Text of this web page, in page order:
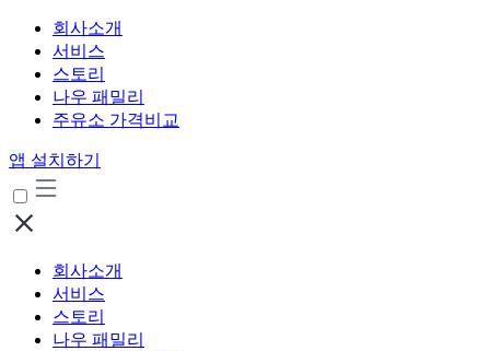
회사소개
서비스
스토리
나우 패밀리
주유소 가격비교
앱 설치하기
회사소개
서비스
스토리
나우 패밀리